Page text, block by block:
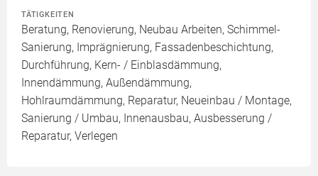
TÄTIGKEITEN
Beratung, Renovierung, Neubau Arbeiten, Schimmel-
Sanierung, Imprägnierung, Fassadenbeschichtung,
Durchführung, Kern- / Einblasdämmung,
Innendämmung, Außendämmung,
Hohlraumdämmung, Reparatur, Neueinbau / Montage,
Sanierung / Umbau, Innenausbau, Ausbesserung /
Reparatur, Verlegen